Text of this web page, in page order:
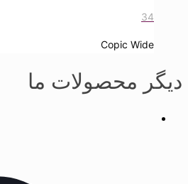
34
Copic Wide
دیگر محصولات ما